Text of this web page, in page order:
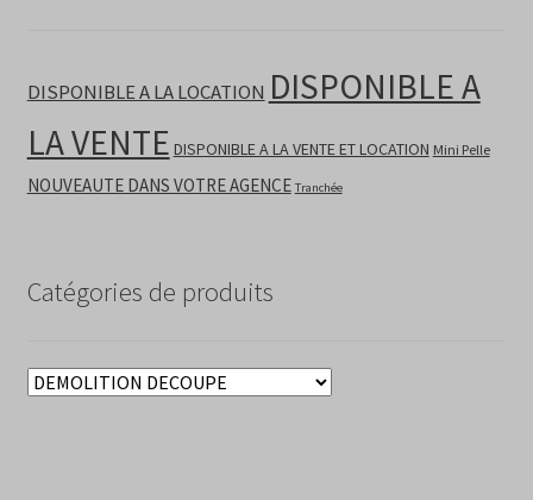
DISPONIBLE A LA LOCATION DISPONIBLE A
LA VENTE DISPONIBLE A LA VENTE ET LOCATION Mini Pelle
NOUVEAUTE DANS VOTRE AGENCE Tranchée
Catégories de produits